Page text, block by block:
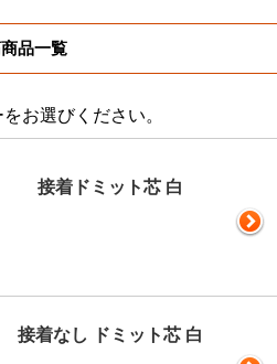
品一覧
お選びください。
接着ドミット芯 白
接着なし ドミット芯 白